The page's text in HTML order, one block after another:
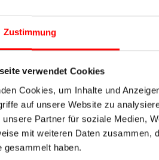
Zustimmung
verwendet Cookies
Cookies, um Inhalte und
auf unsere Website zu
unsere Partner für soziale Medien,
mit weiteren Daten zusammen,
gesammelt haben.